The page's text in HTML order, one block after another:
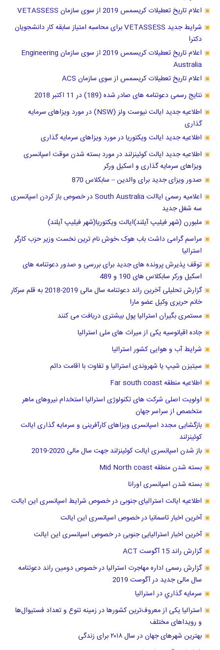
اعلام تاریخ تعطیلات کریسمس 2019 از سوی سازمان VETASSESS
شرایط جدید VETASSESS برای محاسبه امتیاز سابقه کار دانشجویان
دکترا
اعلام تاریخ تعطیلات کریسمس 2019 از سوی سازمان Engineering
Australia
اعلام تاریخ تعطیلات کریسمس از سوی سازمان ACS
نتایج رسمی دعوتنامه های صادر شده (189) در 11 اکتبر 2018
اطلاعیه جدید ایالت نیوست ولز (NSW) در مورد ویزاهای سرمایه
گذاری
اطلاعیه جدید ایالت ویکتوریا در مورد ویزاهای سرمایه گذاری
اطلاعیه جدید ایالت کوئینزلند در مورد بسته شدن موقت اسپانسری
ویزاهای سرمایه گذاری و اسکیل ورکر
صدور ویزای جدید برای والدین – سابکلاس 870
اعلامیه رسمی ایاالت South Australia در خصوص باز کردن اسپانسری
سه شغل جدید
ملبورن (شهر فیلیپ آیلند)ایالت ویکتوریا(شهر فیلیپ آیلند)
مراسم گرامی داشت باب هوک ،خوش نام ترین نخست وزیر حزب کارگر
استرالیا
توقف پذیرش پرونده های جدید برای بررسی و صدور دعوتنامه های
اسکیل ورکر سابکلاس های 190 و 489
گزارش تحلیلی آخرین راند دعوتنامه سال مالی 2019-2018 به قلم سرکار
خانم حریری وکیل عضو مارا
مستمری بگیران استرالیا پول بیشتری دریافت می کنند
جاده اقیانوسیه یکی از میراث های ملی استرالیا
شرایط آب و هوایی کشور استرالیا
سیتیزن شیپ یا شهروندی استرالیا و تفاوت با اقامت دائم
اطلاعیه منطقه Far south coast
اولویت اصلی شرکت های تکنولوژی استرالیا استخدام نیروهای ماهر
متخصص از سراسر جهان
بازگشایی مجدد اسپانسری ویزاهای کارآفرینی و سرمایه گذاری ایالت
کوئینزلند
باز شدن اسپانسری ایالت کوئینزلند جهت سال مالی 2020-2019
بسته شدن منطقه Mid North coast
بسته شدن اسپانسری اورانا
اطلاعیه ایالت استرالیای جنوبی در خصوص شرایط اسپانسری این ایالت
آخرین اخبار تاسمانیا در خصوص اسپانسری این ایالت
آخرین اخبار استرالیایی جنوبی در خصوص اسپانسری این ایالت
گزارش راند 15 آگوست ACT
گزارش رسمی اداره مهاجرت استرالیا در خصوص دومین راند دعوتنامه
سال مالی جدید در آگوست 2019
سرمايه گذاري در استراليا
استرالیا یکی از معروف‌ترین کشورها در زمینه تنوع و تعداد فستیوال‌ها
و رویداهای مختلف
بهترین شهرهای جهان در سال ۲۰۱۸ برای زندگی